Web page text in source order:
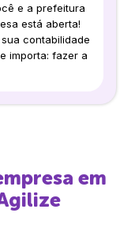
e a prefeitura
está aberta!
contabilidade
importa: fazer a
em